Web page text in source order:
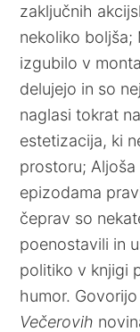
zaključnih
nekoliko boljša;
izgubilo v
delujejo in so
naglasi tokrat
estetizacija, ki
prostoru; Aljoša
epizodama
čeprav so
poenostavili in
politiko v knjigi
humor.
Večerovih